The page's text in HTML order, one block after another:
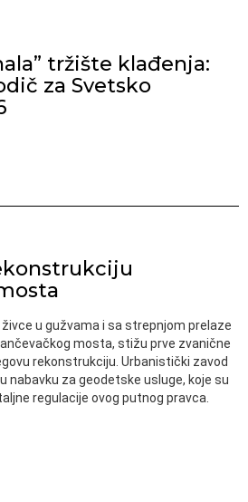
tržište klađenja:
za Svetsko
u gužvama i sa strepnjom prelaze
mosta, stižu prve zvanične
rekonstrukciju. Urbanistički zavod
nabavku za geodetske usluge, koje su
regulacije ovog putnog pravca.